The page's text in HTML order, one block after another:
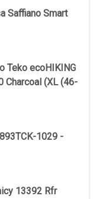
Saffiano Smart
Teko ecoHIKING
Charcoal (XL (46-
1029 -
13392 Rfr